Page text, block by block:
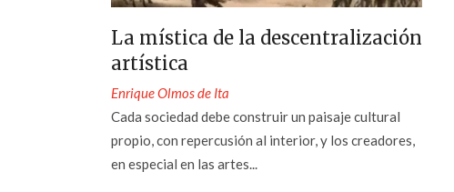
La mística de la descentralización
artística
Enrique Olmos de Ita
Cada sociedad debe construir un paisaje cultural
propio, con repercusión al interior, y los creadores,
en especial en las artes...